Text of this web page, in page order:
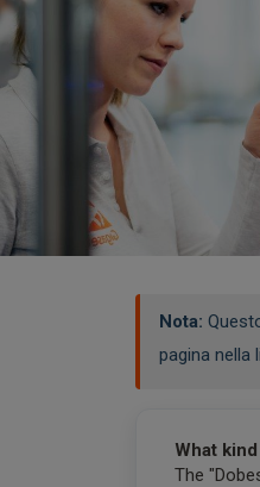
Nota:
pagina nella
What
The